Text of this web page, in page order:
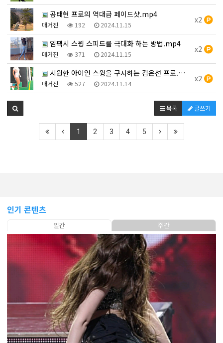
공태현 프로의 역대급 페이드샷.mp4
매거진 192 2024.11.15
x2
임팩시 스윙 스피드를 극대화 하는 방법.mp4
매거진 371 2024.11.15
x2
시원한 아이언 스윙을 구사하는 김은선 프로.mp4
매거진 527 2024.11.14
x2
목록 글쓰기
1 2 3 4 5
인기 콘텐츠
일간 주간